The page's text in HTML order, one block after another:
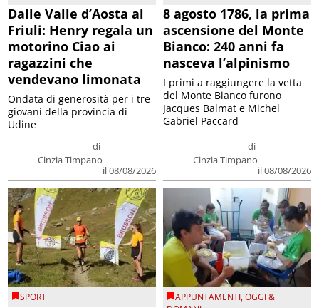
Dalle Valle d’Aosta al
Friuli: Henry regala un
motorino Ciao ai
ragazzini che
vendevano limonata
di
Cinzia Timpano
il 08/08/2026
Ondata di generosità per i tre
giovani della provincia di
Udine
8 agosto 1786, la prima
ascensione del Monte
Bianco: 240 anni fa
nasceva l’alpinismo
di
Cinzia Timpano
il 08/08/2026
I primi a raggiungere la vetta
del Monte Bianco furono
Jacques Balmat e Michel
Gabriel Paccard
SPORT APPUNTAMENTI,OGGI &